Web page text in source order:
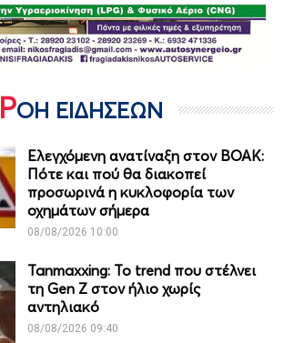
ΡΟΗ ΕΙΔΗΣΕΩΝ
Ελεγχόμενη ανατίναξη στον ΒΟΑΚ:
Πότε και πού θα διακοπεί
προσωρινά η κυκλοφορία των
οχημάτων σήμερα
08/08/2026 10:00
Tanmaxxing: To trend που στέλνει
τη Gen Z στον ήλιο χωρίς
αντηλιακό
08/08/2026 09:40